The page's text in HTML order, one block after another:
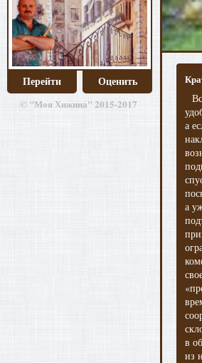
Перейти Оценить
© "Моя Хижина" 2015-2017
а
а
в
из